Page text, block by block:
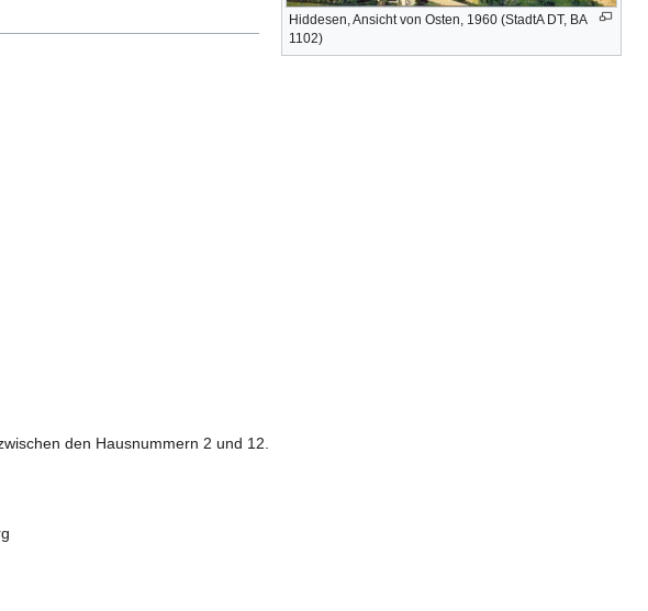
Hiddesen, Ansicht von Osten, 1960 (StadtA DT, BA
1102)
zwischen den Hausnummern 2 und 12.